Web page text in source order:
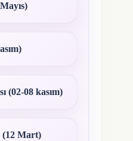
(02-08 kasım)
(12 Mart)